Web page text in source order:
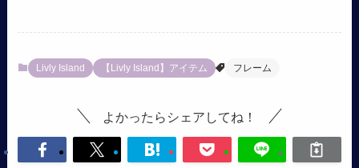
Livly Island 【Livly Island】アイテム フレーム
よかったらシェアしてね！